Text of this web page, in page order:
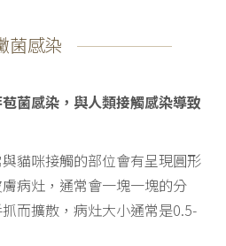
菌感染
菌感染，與人類接觸感染導致
貓咪接觸的部位會有呈現圓形
病灶，通常會一塊一塊的分
而擴散，病灶大小通常是0.5-